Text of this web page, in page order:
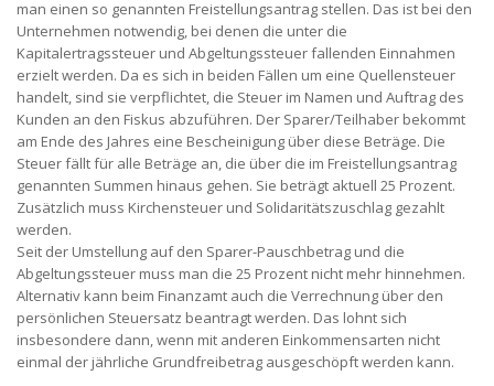
man einen so genannten Freistellungsantrag stellen. Das ist bei den
Unternehmen notwendig, bei denen die unter die
Kapitalertragssteuer und Abgeltungssteuer fallenden Einnahmen
erzielt werden. Da es sich in beiden Fällen um eine Quellensteuer
handelt, sind sie verpflichtet, die Steuer im Namen und Auftrag des
Kunden an den Fiskus abzuführen. Der Sparer/Teilhaber bekommt
am Ende des Jahres eine Bescheinigung über diese Beträge. Die
Steuer fällt für alle Beträge an, die über die im Freistellungsantrag
genannten Summen hinaus gehen. Sie beträgt aktuell 25 Prozent.
Zusätzlich muss Kirchensteuer und Solidaritätszuschlag gezahlt
werden.
Seit der Umstellung auf den Sparer-Pauschbetrag und die
Abgeltungssteuer muss man die 25 Prozent nicht mehr hinnehmen.
Alternativ kann beim Finanzamt auch die Verrechnung über den
persönlichen Steuersatz beantragt werden. Das lohnt sich
insbesondere dann, wenn mit anderen Einkommensarten nicht
einmal der jährliche Grundfreibetrag ausgeschöpft werden kann.